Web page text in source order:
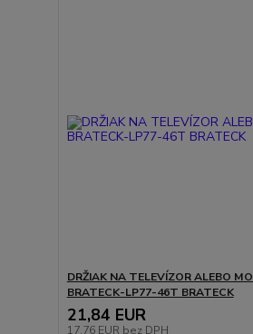
DRŽIAK NA TELEVÍZOR ALEBO
BRATECK-LP77-46T BRATECK
21,84 EUR
17,76 EUR bez DPH